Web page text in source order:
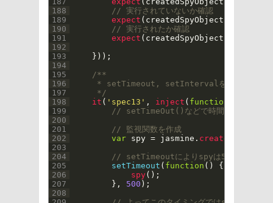
188
189
190
191
192
193
194
195
196
197
198
199
200
201
202
203
204
205
206
207
208
// 実行されていないか確認
expect ( createdSpyObject
// 実行されたか確認
expect ( createdSpyObject
} ) ) ;
/**
* setTimeout, setIntervalを用いた関数の遅
*/
it ( 'spec13' , inject ( function
// setTimeOut()などで時間を操作したい
// 監視関数を作成
var spy = jasmine . createSpy
// setTimeoutによりspyは500ms後に呼
setTimeout ( function ( )
{
spy( ) ;
} , 500 ) ;